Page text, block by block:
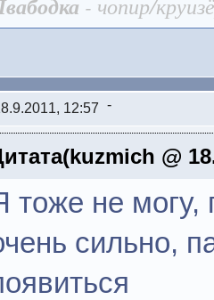
12:57
@
тоже не могу,
сильно,